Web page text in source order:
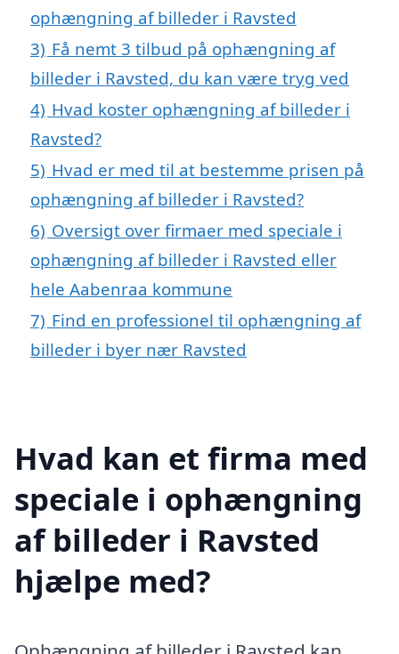
ophængning af billeder i Ravsted
3) Få nemt 3 tilbud på ophængning af
billeder i Ravsted, du kan være tryg ved
4) Hvad koster ophængning af billeder i
Ravsted?
5) Hvad er med til at bestemme prisen på
ophængning af billeder i Ravsted?
6) Oversigt over firmaer med speciale i
ophængning af billeder i Ravsted eller
hele Aabenraa kommune
7) Find en professionel til ophængning af
billeder i byer nær Ravsted
Hvad kan et firma med
speciale i ophængning
af billeder i Ravsted
hjælpe med?